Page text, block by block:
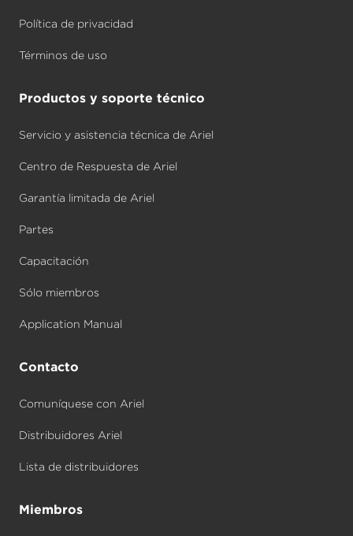
Política de privacidad
Términos de uso
Productos y soporte técnico
Servicio y asistencia técnica de Ariel
Centro de Respuesta de Ariel
Garantía limitada de Ariel
Partes
Capacitación
Sólo miembros
Application Manual
Contacto
Comuníquese con Ariel
Distribuidores Ariel
Lista de distribuidores
Miembros